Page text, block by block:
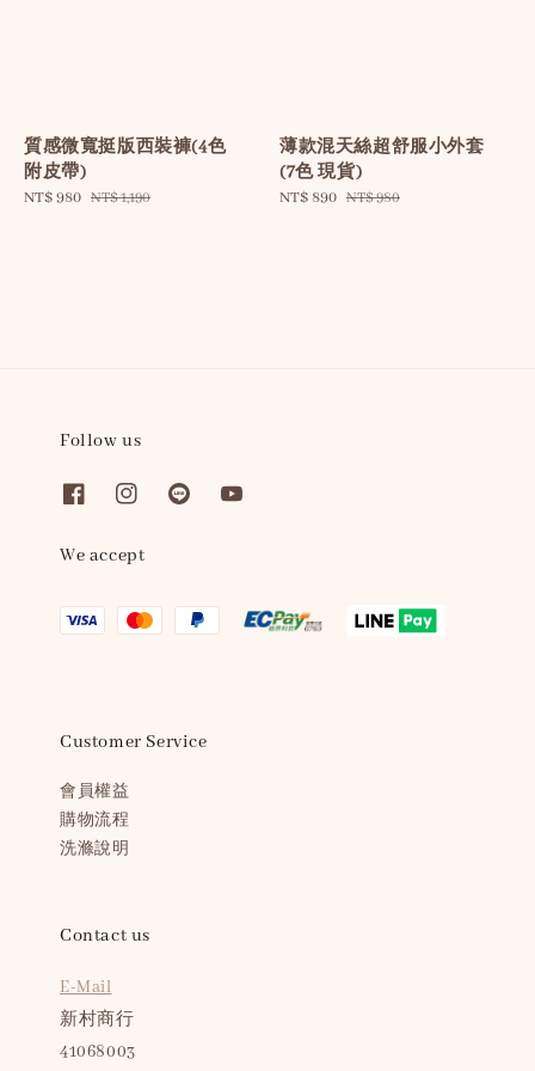
質感微寬挺版西裝褲(4色
附皮帶)
Sale
NT$ 980 Regular
NT$ 1,190
薄款混天絲超舒服小外套
(7色 現貨)
Sale
NT$ 890 Regular
NT$ 980
Follow us
We accept
Customer Service
會員權益
購物流程
洗滌說明
Contact us
E-Mail
新村商行
41068003